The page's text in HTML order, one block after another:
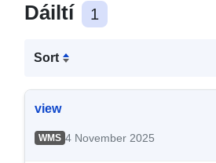
Dáiltí 1
Sort
view
WMS 4 November 2025